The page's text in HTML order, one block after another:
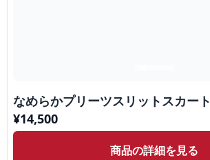
なめらかプリーツスリットスカート
¥14,500
商品の詳細を見る